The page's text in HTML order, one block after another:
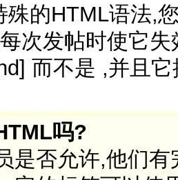
殊的HTML语法,
次发帖时使它
而不是 ,并且
吗?
是否允许,他们